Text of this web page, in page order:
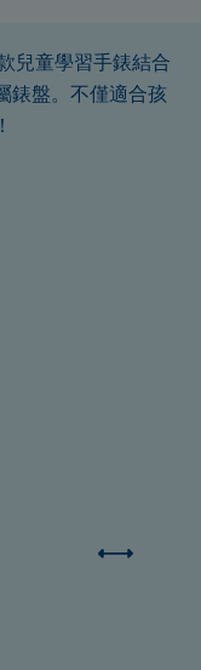
兒童學習手錶結合
錶盤。不僅適合孩